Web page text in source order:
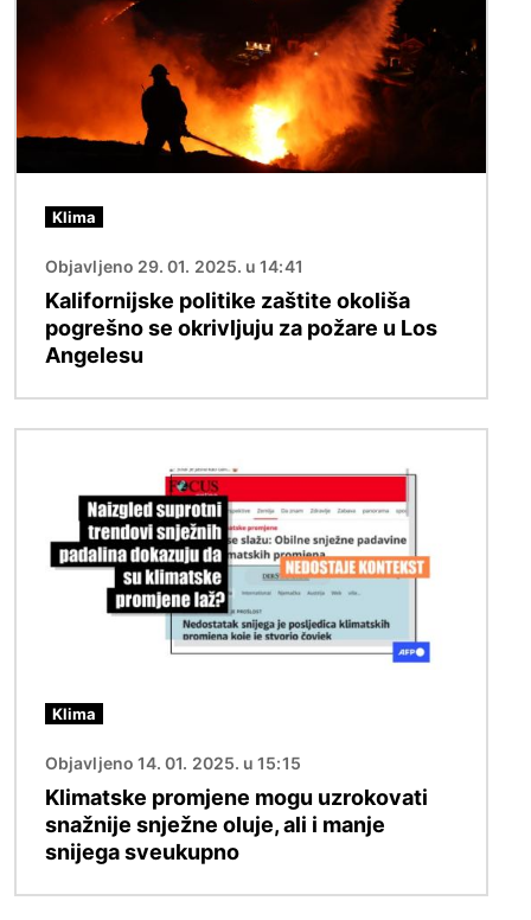
Klima
Objavljeno 29. 01. 2025. u 14:41
Kalifornijske politike zaštite okoliša
pogrešno se okrivljuju za požare u Los
Angelesu
Klima
Objavljeno 14. 01. 2025. u 15:15
Klimatske promjene mogu uzrokovati
snažnije snježne oluje, ali i manje
snijega sveukupno